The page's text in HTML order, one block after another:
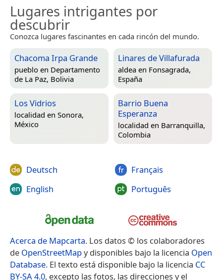
Lugares intrigantes por
descubrir
Conozca lugares fascinantes en cada rincón del mundo.
Chacoma Irpa Grande
pueblo en Departamento
de La Paz, Bolivia
Linares de Villafurada
aldea en Fonsagrada,
España
Los Vidrios
localidad en Sonora,
México
Barrio Buena
Esperanza
localidad en Barranquilla,
Colombia
Deutsch
English
Français
Português
Acerca de Mapcarta. Los datos © los colaboradores
de OpenStreetMapy disponibles bajo la licencia Open
Database. El texto está disponible bajo la licencia CC
BY-SA 4.0, excepto las fotos, las direcciones y el